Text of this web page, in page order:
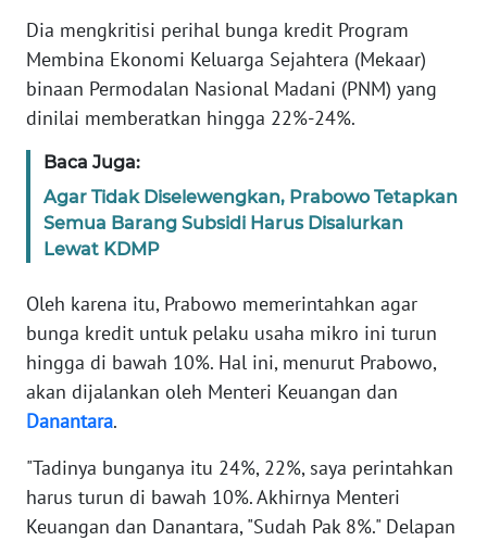
Dia mengkritisi perihal bunga kredit Program
Membina Ekonomi Keluarga Sejahtera (Mekaar)
binaan Permodalan Nasional Madani (PNM) yang
dinilai memberatkan hingga 22%-24%.
Baca Juga:
Agar Tidak Diselewengkan, Prabowo Tetapkan
Semua Barang Subsidi Harus Disalurkan
Lewat KDMP
Oleh karena itu, Prabowo memerintahkan agar
bunga kredit untuk pelaku usaha mikro ini turun
hingga di bawah 10%. Hal ini, menurut Prabowo,
akan dijalankan oleh Menteri Keuangan dan
Danantara.
"Tadinya bunganya itu 24%, 22%, saya perintahkan
harus turun di bawah 10%. Akhirnya Menteri
Keuangan dan Danantara, "Sudah Pak 8%." Delapan
KONTAK
KAMI
IKLAN
TENTANG
KAMI
PEDOMAN
SIBER
REDAKSI
KARIR
DISCLAIMER